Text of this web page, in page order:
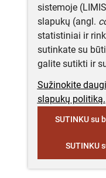
sistemoje
slapukų (angl.
statistiniai ir
sutinkate su
galite sutikti ir
Sužinokite
slapukų politiką.
SUTINKU su
SUTINKU